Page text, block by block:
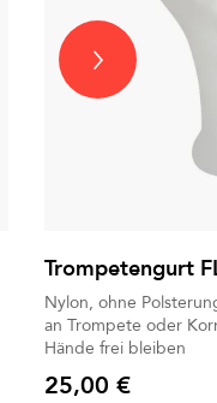
Trompetengurt
Nylon, ohne
an Trompete oder
Hände frei bleiben
Preis
25,00 €